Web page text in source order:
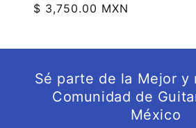
habitual
de
$ 3,750.00 MXN
Sé parte de la Mejor y
Comunidad de
México